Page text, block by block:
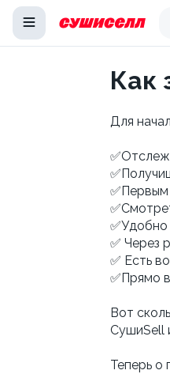
Как
Для
✅
✅
✅
✅
✅
✅ Через
✅ Есть
✅Прямо
Вот
СушиSell
Теперь о